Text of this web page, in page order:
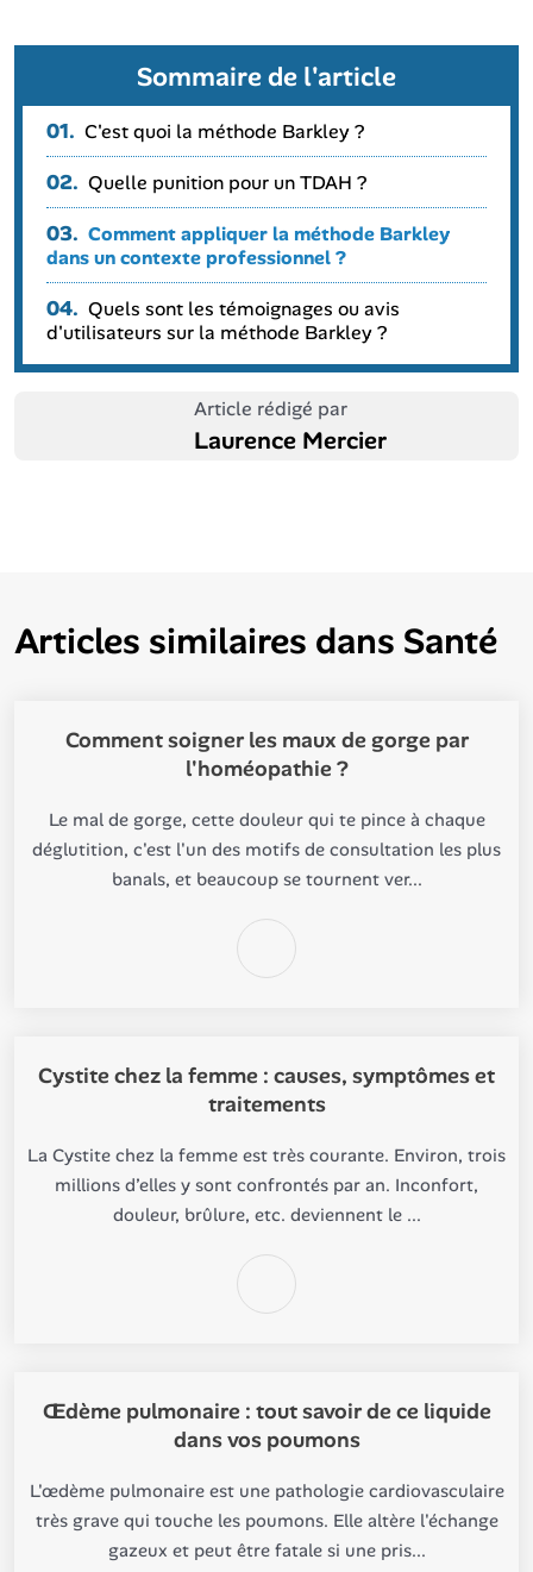
Sommaire de l'article
01. C'est quoi la méthode Barkley ?
02. Quelle punition pour un TDAH ?
03. Comment appliquer la méthode Barkley
dans un contexte professionnel ?
04. Quels sont les témoignages ou avis
d'utilisateurs sur la méthode Barkley ?
Article rédigé par
Laurence Mercier
Articles similaires dans Santé
Comment soigner les maux de gorge par
l'homéopathie ?
Le mal de gorge, cette douleur qui te pince à chaque
déglutition, c'est l'un des motifs de consultation les plus
banals, et beaucoup se tournent ver...
Cystite chez la femme : causes, symptômes et
traitements
La Cystite chez la femme est très courante. Environ, trois
millions d’elles y sont confrontés par an. Inconfort,
douleur, brûlure, etc. deviennent le ...
Œdème pulmonaire : tout savoir de ce liquide
dans vos poumons
L'œdème pulmonaire est une pathologie cardiovasculaire
très grave qui touche les poumons. Elle altère l'échange
gazeux et peut être fatale si une pris...